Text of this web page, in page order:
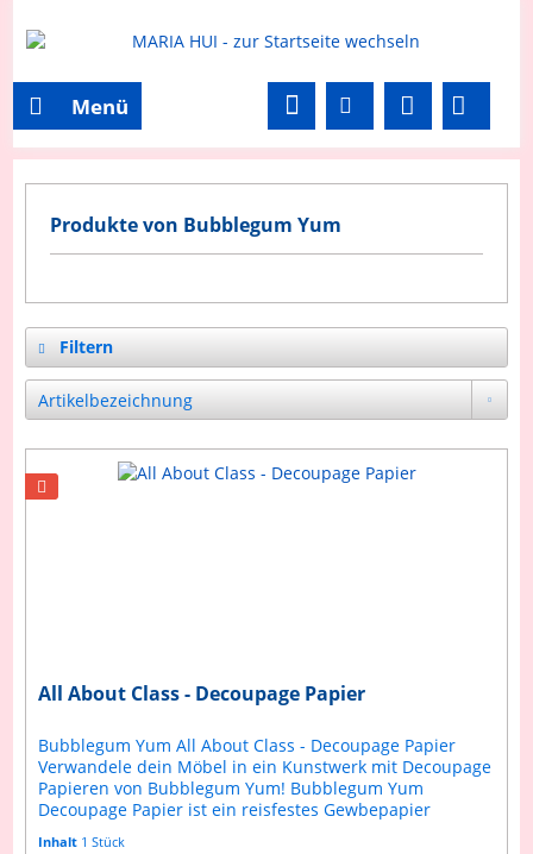
Menü
Produkte von Bubblegum Yum
Filtern
All About Class - Decoupage Papier
Bubblegum Yum All About Class - Decoupage Papier
Verwandele dein Möbel in ein Kunstwerk mit Decoupage
Papieren von Bubblegum Yum! Bubblegum Yum
Decoupage Papier ist ein reisfestes Gewbepapier
Inhalt 1 Stück